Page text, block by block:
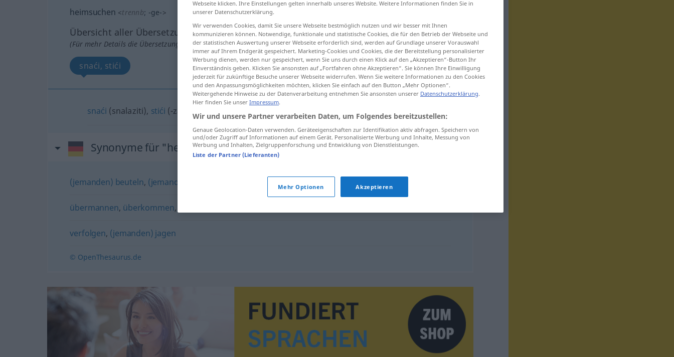
heimsuchen <trennb; -ge->
Übersicht aller Übersetzungen
(Für mehr Details die Übersetzung anklicken/antippen)
snaći, stići
snaći (snalaziti), stići (-zati) heimsuchen Unglück, Krankheit
Synonyme für "heimsuchen"
(jemanden) beuteln, (jemandem) zusetzen
übermannen, überkommen,
verfolgen, (jemanden) jagen
© OpenThesaurus.de
Webseite klicken. Ihre Einstellungen gelten innerhalb unseres Website. Weitere Informationen finden Sie in
unserer Datenschutzerklärung.
Wir verwenden Cookies, damit Sie unsere Webseite bestmöglich nutzen und wir besser mit Ihnen
kommunizieren können. Notwendige, funktionale und statistische Cookies, die für den Betrieb der Webseite und
der statistischen Auswertung unserer Webseite erforderlich sind, werden auf Grundlage unserer Vorauswahl
immer auf Ihrem Endgerät gespeichert. Marketing-Cookies und Cookies, die der Bereitstellung personalisierter
Werbung dienen, werden nur gespeichert, wenn Sie uns durch einen Klick auf den „Akzeptieren“-Button Ihr
Einverständnis geben. Klicken Sie ansonsten auf „Fortfahren ohne Akzeptieren“. Sie können Ihre Einwilligung
jederzeit für zukünftige Besuche unserer Webseite widerrufen. Wenn Sie weitere Informationen zu den Cookies
und den Anpassungsmöglichkeiten möchten, klicken Sie einfach auf den Button „Mehr Optionen“.
Weitergehende Hinweise zu der Datenverarbeitung entnehmen Sie ansonsten unserer Datenschutzerklärung.
Hier finden Sie unser Impressum.
Wir und unsere Partner verarbeiten Daten, um Folgendes bereitzustellen:
Genaue Geolocation-Daten verwenden. Geräteeigenschaften zur Identifikation aktiv abfragen. Speichern von
und/oder Zugriff auf Informationen auf einem Gerät. Personalisierte Werbung und Inhalte, Messung von
Werbung und Inhalten, Zielgruppenforschung und Entwicklung von Dienstleistungen.
Liste der Partner (Lieferanten)
Mehr Optionen Akzeptieren